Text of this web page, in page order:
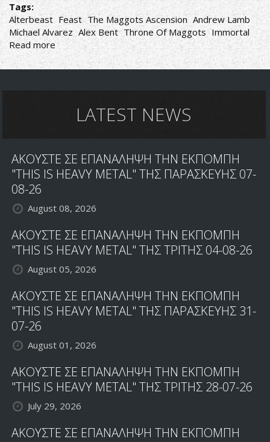
Tags:
Alterbeast Feast The Maggots Ascension Andrew Lamb
Michael Alvarez Alex Bent Throne Of Maggots Immortal
Read moreabout
ALTERBEAST:
ΝΕΟ
ΤΙΤΛΟLATEST NEWS
ΑΚΟΥΣΤΕ ΣΕ ΕΠΑΝΑΛΗΨΗ ΤΗΝ ΕΚΠΟΜΠΗ
"THIS IS HEAVY METAL" ΤΗΣ ΠΑΡΑΣΚΕΥΗΣ 07-
08-26
August 08, 2026
ΑΚΟΥΣΤΕ ΣΕ ΕΠΑΝΑΛΗΨΗ ΤΗΝ ΕΚΠΟΜΠΗ
"THIS IS HEAVY METAL" ΤΗΣ ΤΡΙΤΗΣ 04-08-26
August 05, 2026
ΑΚΟΥΣΤΕ ΣΕ ΕΠΑΝΑΛΗΨΗ ΤΗΝ ΕΚΠΟΜΠΗ
"THIS IS HEAVY METAL" ΤΗΣ ΠΑΡΑΣΚΕΥΗΣ 31-
07-26
August 01, 2026
ΑΚΟΥΣΤΕ ΣΕ ΕΠΑΝΑΛΗΨΗ ΤΗΝ ΕΚΠΟΜΠΗ
"THIS IS HEAVY METAL" ΤΗΣ ΤΡΙΤΗΣ 28-07-26
July 29, 2026
ΑΚΟΥΣΤΕ ΣΕ ΕΠΑΝΑΛΗΨΗ ΤΗΝ ΕΚΠΟΜΠΗ